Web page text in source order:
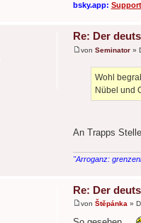
bsky.app:
Re: Der
von Seminator»
Wohl
Nübel und
An Trapps
"Arroganz:
Re: Der
e
von Štěpánka»